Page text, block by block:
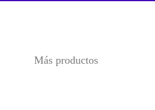
Más productos